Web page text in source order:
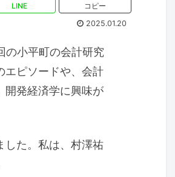
LINE
コピー
2025.01.20
の小平町の会計研究
エピソードや、会計
開発経済学に興味が
した。私は、村澤祐